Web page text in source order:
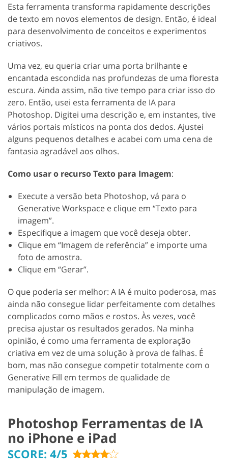
Esta ferramenta transforma rapidamente descrições
de texto em novos elementos de design. Então, é ideal
para desenvolvimento de conceitos e experimentos
criativos.
Uma vez, eu queria criar uma porta brilhante e
encantada escondida nas profundezas de uma floresta
escura. Ainda assim, não tive tempo para criar isso do
zero. Então, usei esta ferramenta de IA para
Photoshop. Digitei uma descrição e, em instantes, tive
vários portais místicos na ponta dos dedos. Ajustei
alguns pequenos detalhes e acabei com uma cena de
fantasia agradável aos olhos.
Como usar o recurso Texto para Imagem:
Execute a versão beta Photoshop, vá para o
Generative Workspace e clique em “Texto para
imagem”.
Especifique a imagem que você deseja obter.
Clique em “Imagem de referência” e importe uma
foto de amostra.
Clique em “Gerar”.
O que poderia ser melhor: A IA é muito poderosa, mas
ainda não consegue lidar perfeitamente com detalhes
complicados como mãos e rostos. Às vezes, você
precisa ajustar os resultados gerados. Na minha
opinião, é como uma ferramenta de exploração
criativa em vez de uma solução à prova de falhas. É
bom, mas não consegue competir totalmente com o
Generative Fill em termos de qualidade de
manipulação de imagem.
Photoshop Ferramentas de IA
no iPhone e iPad
SCORE: 4/5